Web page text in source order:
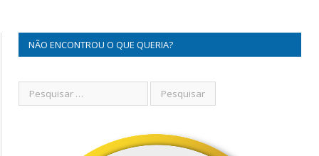
NÃO ENCONTROU O QUE QUERIA?